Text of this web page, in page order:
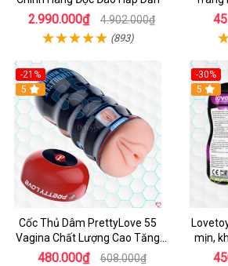
2.990.000₫ 4.902.000₫
(893)
-21%
Hot
5
Cốc Thủ Dâm PrettyLove 55
Vagina Chất Lượng Cao Tăng
Khoái Cảm
480.000₫ 608.000₫
-30%
Hot
5
mịn,